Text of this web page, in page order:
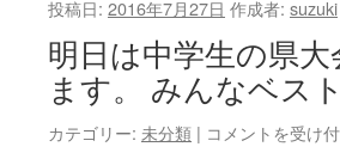
投稿日: 2016年7月27日 作成者: suzuki
明日は中学生の県
ます。 みんなベス
カテゴリー: 未分類 | 県
コメントを受け